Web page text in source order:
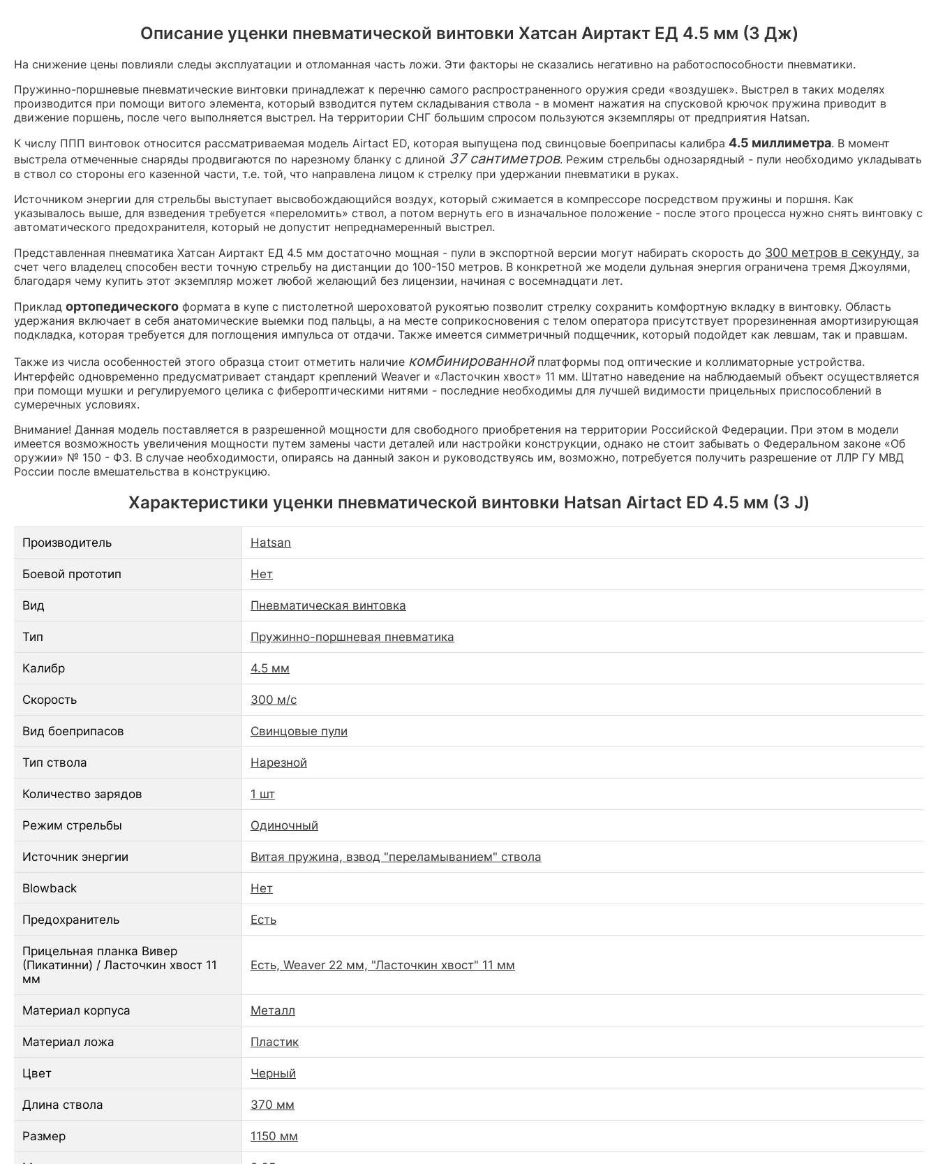
Описание уценки пневматической винтовки Хатсан Аиртакт ЕД 4.5 мм (3 Дж)
На снижение цены повлияли следы эксплуатации и отломанная часть ложи. Эти факторы не сказались негативно на работоспособности пневматики.
Пружинно-поршневые пневматические винтовки принадлежат к перечню самого распространенного оружия среди «воздушек». Выстрел в таких моделях
производится при помощи витого элемента, который взводится путем складывания ствола - в момент нажатия на спусковой крючок пружина приводит в
движение поршень, после чего выполняется выстрел. На территории СНГ большим спросом пользуются экземпляры от предприятия Hatsan.
К числу ППП винтовок относится рассматриваемая модель Airtact ED, которая выпущена под свинцовые боеприпасы калибра 4.5 миллиметра. В момент
выстрела отмеченные снаряды продвигаются по нарезному бланку с длиной 37 сантиметров. Режим стрельбы однозарядный - пули необходимо укладывать
в ствол со стороны его казенной части, т.е. той, что направлена лицом к стрелку при удержании пневматики в руках.
Источником энергии для стрельбы выступает высвобождающийся воздух, который сжимается в компрессоре посредством пружины и поршня. Как
указывалось выше, для взведения требуется «переломить» ствол, а потом вернуть его в изначальное положение - после этого процесса нужно снять винтовку с
автоматического предохранителя, который не допустит непреднамеренный выстрел.
Представленная пневматика Хатсан Аиртакт ЕД 4.5 мм достаточно мощная - пули в экспортной версии могут набирать скорость до 300 метров в секунду, за
счет чего владелец способен вести точную стрельбу на дистанции до 100-150 метров. В конкретной же модели дульная энергия ограничена тремя Джоулями,
благодаря чему купить этот экземпляр может любой желающий без лицензии, начиная с восемнадцати лет.
Приклад ортопедического формата в купе с пистолетной шероховатой рукоятью позволит стрелку сохранить комфортную вкладку в винтовку. Область
удержания включает в себя анатомические выемки под пальцы, а на месте соприкосновения с телом оператора присутствует прорезиненная амортизирующая
подкладка, которая требуется для поглощения импульса от отдачи. Также имеется симметричный подщечник, который подойдет как левшам, так и правшам.
Также из числа особенностей этого образца стоит отметить наличие комбинированнойплатформы под оптические и коллиматорные устройства.
Интерфейс одновременно предусматривает стандарт креплений Weaver и «Ласточкин хвост» 11 мм. Штатно наведение на наблюдаемый объект осуществляется
при помощи мушки и регулируемого целика с фибероптическими нитями - последние необходимы для лучшей видимости прицельных приспособлений в
сумеречных условиях.
Внимание! Данная модель поставляется в разрешенной мощности для свободного приобретения на территории Российской Федерации. При этом в модели
имеется возможность увеличения мощности путем замены части деталей или настройки конструкции, однако не стоит забывать о Федеральном законе «Об
оружии» № 150 - ФЗ. В случае необходимости, опираясь на данный закон и руководствуясь им, возможно, потребуется получить разрешение от ЛЛР ГУ МВД
России после вмешательства в конструкцию.
Характеристики уценки пневматической винтовки Hatsan Airtact ED 4.5 мм (3 J)
Производитель Hatsan
Боевой прототип Нет
Вид Пневматическая винтовка
Тип Пружинно-поршневая пневматика
Калибр 4.5 мм
Скорость 300 м/с
Вид боеприпасов Свинцовые пули
Тип ствола Нарезной
Количество зарядов 1 шт
Режим стрельбы Одиночный
Источник энергии Витая пружина, взвод "переламыванием" ствола
Blowback Нет
Предохранитель Есть
Прицельная планка Вивер
(Пикатинни) / Ласточкин хвост 11
мм
Есть, Weaver 22 мм, "Ласточкин хвост" 11 мм
Материал корпуса Металл
Материал ложа Пластик
Цвет Черный
Длина ствола 370 мм
Размер 1150 мм